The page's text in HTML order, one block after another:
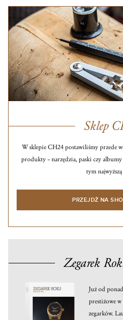
Sklep
W sklepie CH24 postawiliśmy przede
produkty – narzędzia, paski czy albumy
tym najwyższą
PRZEJDŹ NA
Zegarek
Już od
prestiżowe w
zegarków.